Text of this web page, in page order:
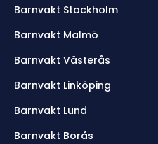
Barnvakt Stockholm
Barnvakt Malmö
Barnvakt Västerås
Barnvakt Linköping
Barnvakt Lund
Barnvakt Borås